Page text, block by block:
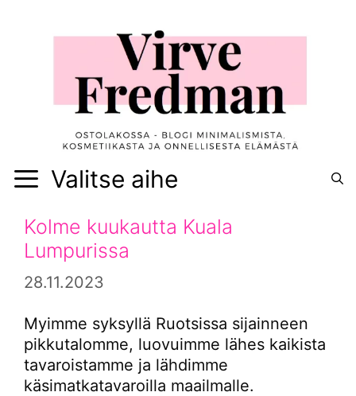
Valitse aihe
Kolme kuukautta Kuala
Lumpurissa
28.11.2023
Myimme syksyllä Ruotsissa sijainneen
pikkutalomme, luovuimme lähes kaikista
tavaroistamme ja lähdimme
käsimatkatavaroilla maailmalle.